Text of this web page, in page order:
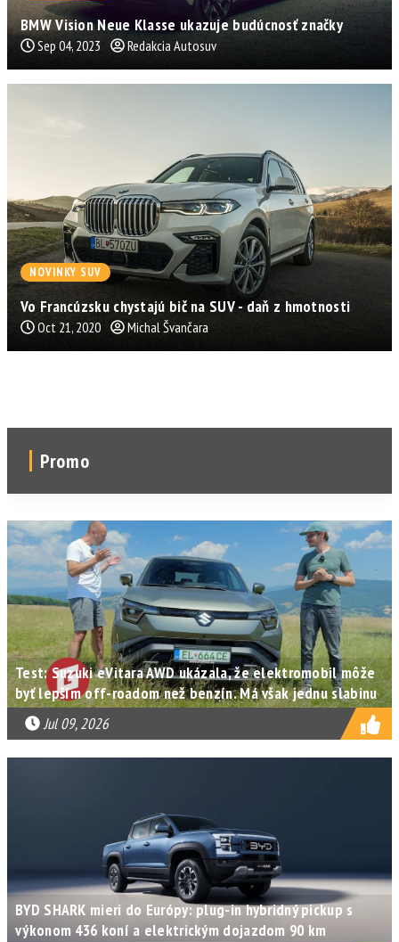
BMW Vision Neue Klasse ukazuje budúcnosť značky
Sep 04, 2023 Redakcia Autosuv
NOVINKY SUV
Vo Francúzsku chystajú bič na SUV - daň z hmotnosti
Oct 21, 2020 Michal Švančara
Promo
Test: Suzuki eVitara AWD ukázala, že elektromobil môže
byť lepším off-roadom než benzín. Má však jednu slabinu
Jul 09, 2026
BYD SHARK mieri do Európy: plug-in hybridný pickup s
výkonom 436 koní a elektrickým dojazdom 90 km